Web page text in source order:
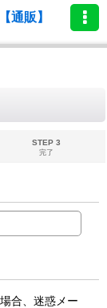
通販】
STEP 3
完了
合、迷惑メー